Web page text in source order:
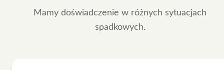
Mamy doświadczenie w różnych sytuacjach
spadkowych.